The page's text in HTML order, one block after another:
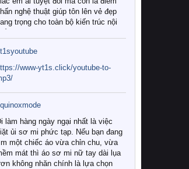
nghệ thuật giúp tôn lên vẻ đẹp
trọng cho toàn bộ kiến trúc nội
nhiên, giữa thị trường đa dạng
vô vàn thương hiệu và mẫu mã
hiện nay, làm thế nào để chọn
được những bộ chăn ga gối đệm cao
thực sự chất lượng, phù hợp với
hậu và nhu cầu sử dụng của gia
Hãy cùng chúng tôi đi tìm lời
giải đáp chi tiết qua bài viết dưới đây.
1. Tại sao các gia đình hiện đại lại ưa
chăn ga gối đệm cao cấp?
www-yt1s.click/youtube-to-
làm hàng ngày ngại nhất là việc
ủi sơ mi phức tạp. Nếu bạn đang
một chiếc áo vừa chỉn chu, vừa
mát thì áo sơ mi nữ tay dài lụa
không nhăn chính là lựa chọn